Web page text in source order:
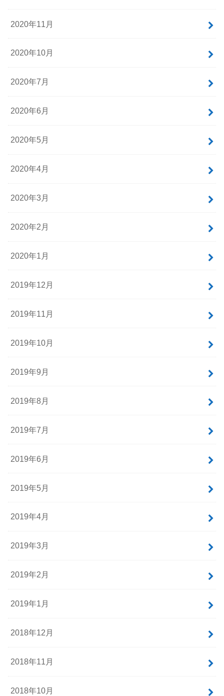
2020年11月
2020年10月
2020年7月
2020年6月
2020年5月
2020年4月
2020年3月
2020年2月
2020年1月
2019年12月
2019年11月
2019年10月
2019年9月
2019年8月
2019年7月
2019年6月
2019年5月
2019年4月
2019年3月
2019年2月
2019年1月
2018年12月
2018年11月
2018年10月